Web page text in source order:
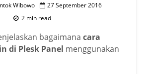
Wibowo
27 September 2016
2 min read
bagaimana cara
di Plesk Panel menggunakan